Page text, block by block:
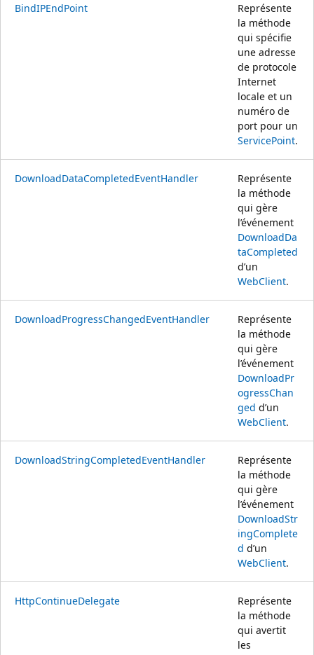
BindIPEndPoint
Représente
la méthode
qui spécifie
une adresse
de protocole
Internet
locale et un
numéro de
port pour un
ServicePoint.
DownloadDataCompletedEventHandler
Représente
la méthode
qui gère
l’événement
DownloadDa
taCompleted
d’un
WebClient.
DownloadProgressChangedEventHandler
Représente
la méthode
qui gère
l’événement
DownloadPr
ogressChan
ged d’un
WebClient.
DownloadStringCompletedEventHandler
Représente
la méthode
qui gère
l’événement
DownloadStr
ingComplete
d d’un
WebClient.
HttpContinueDelegate
Représente
la méthode
qui avertit
les